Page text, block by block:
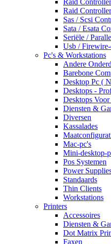
Raid
Sas / Scsi
Sata / Esata
Seriële /
Usb /
Pc's & Workstations
Andere
Barebone
Desktop Pc (
Desktops -
Desktops
Diensten &
Diversen
Kassalades
Mac-pc's
Mini-desktop-
Pos Systemen
Power
Standaards
Thin Clients
Workstations
Printers
Accessoires
Diensten &
Dot Matrix
Faxen